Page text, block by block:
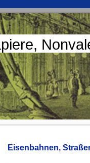
Eisenbahnen,